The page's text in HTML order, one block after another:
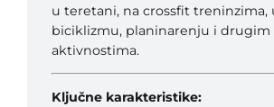
u teretani, na crossfit treninzima,
biciklizmu, planinarenju i drugim
aktivnostima.
Ključne karakteristike: